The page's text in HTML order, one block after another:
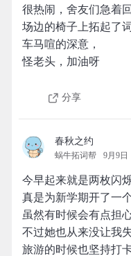
很热闹，舍友们急着
场边的椅子上拓起了
车马喧的深意，
怪老头，加油呀
分享
春秋之约
蜗牛拓词帮 9月9日
今早起来就是两枚闪
真是为新学期开了一
虽然有时候会有点担
不过她也从来没让我
旅游的时候也坚持打卡